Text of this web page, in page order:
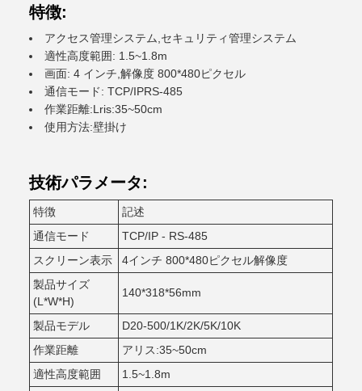
特徴:
アクセス管理システム,セキュリティ管理システム
適性高度範囲: 1.5~1.8m
画面: 4 インチ,解像度 800*480ピクセル
通信モード: TCP/IPRS-485
作業距離:Lris:35~50cm
使用方法:壁掛け
技術パラメータ:
特徴
記述
通信モード
TCP/IP - RS-485
スクリーン表示
4インチ 800*480ピクセル解像度
製品サイズ
(L*W*H)
140*318*56mm
製品モデル
D20-500/1K/2K/5K/10K
作業距離
アリス:35~50cm
適性高度範囲
1.5~1.8m